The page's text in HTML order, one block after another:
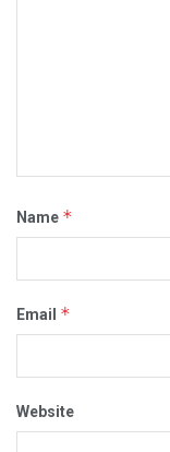
Name *
Email *
Website